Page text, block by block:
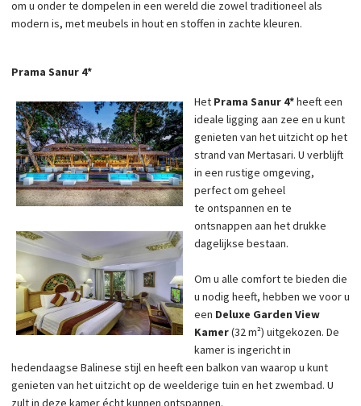
om u onder te dompelen in een wereld die zowel traditioneel als
modern is, met meubels in hout en stoffen in zachte kleuren.
Prama Sanur 4*
Het Prama Sanur 4*heeft een
ideale ligging aan zee en u kunt
genieten van het uitzicht op het
strand van Mertasari. U verblijft
in een rustige omgeving,
perfect om geheel
te ontspannen en te
ontsnappen aan het drukke
dagelijkse bestaan.
Om u alle comfort te bieden die
u nodig heeft, hebben we voor u
een Deluxe Garden View
Kamer(32 m²) uitgekozen. De
kamer is ingericht in
hedendaagse Balinese stijl en heeft een balkon van waarop u kunt
genieten van het uitzicht op de weelderige tuin en het zwembad. U
zult in deze kamer écht kunnen ontspannen.